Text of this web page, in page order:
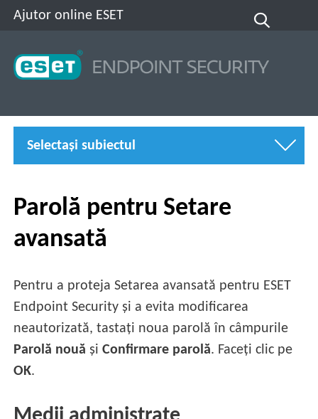
Ajutor online ESET
Selectaşi subiectul
Parolă pentru Setare
avansată
Pentru a proteja Setarea avansată pentru ESET
Endpoint Security și a evita modificarea
neautorizată, tastați noua parolă în câmpurile
Parolă nouă șiConfirmare parolă. Faceți clic pe
OK.